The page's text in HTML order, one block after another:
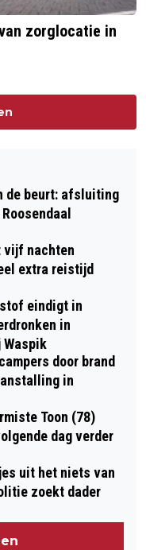
zorglocatie in
de beurt: afsluiting
vijf nachten
extra reistijd
eindigt in
in
Waspik
door brand
in
Toon (78)
dag verder
uit het niets van
zoekt dader